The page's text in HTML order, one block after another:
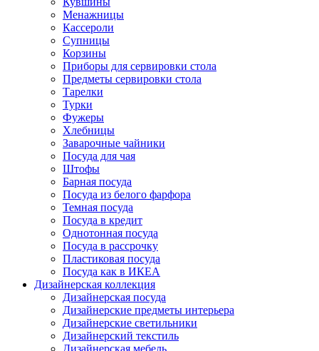
Менажницы
Кассероли
Супницы
Корзины
Приборы для сервировки стола
Предметы сервировки стола
Тарелки
Турки
Фужеры
Хлебницы
Заварочные чайники
Посуда для чая
Штофы
Барная посуда
Посуда из белого фарфора
Темная посуда
Посуда в кредит
Однотонная посуда
Посуда в рассрочку
Пластиковая посуда
Посуда как в ИКЕА
Дизайнерская коллекция
Дизайнерская посуда
Дизайнерские предметы интерьера
Дизайнерские светильники
Дизайнерский текстиль
Дизайнерская мебель